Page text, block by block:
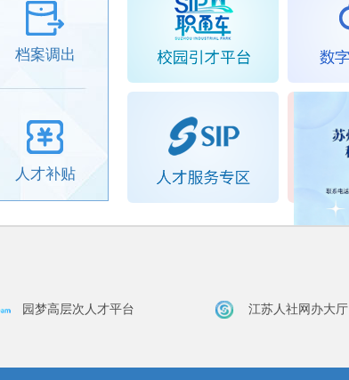
档案调出
人才补贴
园梦高层次人才平台 江苏人社网办大厅